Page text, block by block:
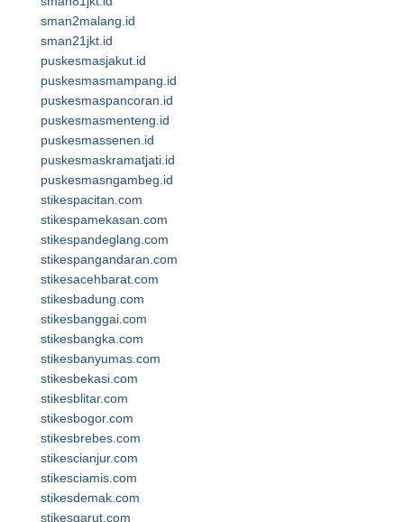
sman2malang.id
sman21jkt.id
puskesmasjakut.id
puskesmasmampang.id
puskesmaspancoran.id
puskesmasmenteng.id
puskesmassenen.id
puskesmaskramatjati.id
puskesmasngambeg.id
stikespacitan.com
stikespamekasan.com
stikespandeglang.com
stikespangandaran.com
stikesacehbarat.com
stikesbadung.com
stikesbanggai.com
stikesbangka.com
stikesbanyumas.com
stikesbekasi.com
stikesblitar.com
stikesbogor.com
stikesbrebes.com
stikescianjur.com
stikesciamis.com
stikesdemak.com
stikesgarut.com